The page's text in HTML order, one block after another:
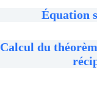
Équation
Calcul du